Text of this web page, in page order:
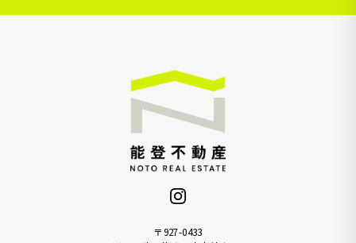
〒927-0433